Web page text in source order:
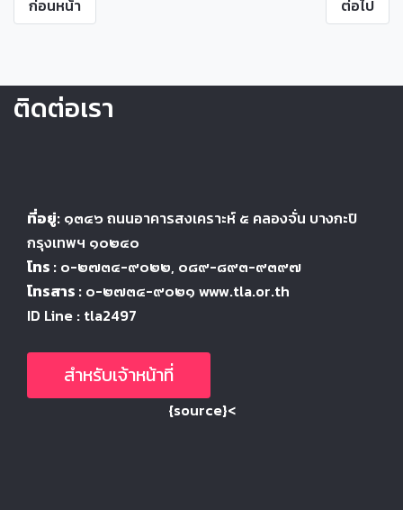
ก่อนหน้า ต่อไป
ติดต่อเรา
ที่อยู่: ๑๓๔๖ ถนนอาคารสงเคราะห์ ๕ คลองจั่น บางกะปิ
กรุงเทพฯ ๑๐๒๔๐
โทร : ๐-๒๗๓๔-๙๐๒๒, ๐๘๙-๘๙๓-๙๓๙๗
โทรสาร : ๐-๒๗๓๔-๙๐๒๑ www.tla.or.th
ID Line : tla2497
สำหรับเจ้าหน้าที่
{source}<